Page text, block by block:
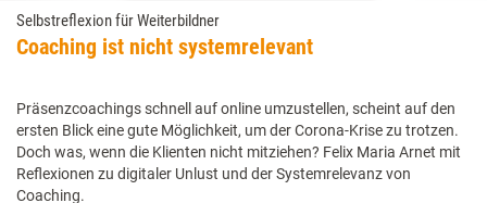
Selbstreflexion für Weiterbildner
Coaching ist nicht ­systemrelevant
Präsenzcoachings schnell auf online umzustellen, scheint auf den
ersten Blick eine gute Möglichkeit, um der Corona-Krise zu trotzen.
Doch was, wenn die Klienten nicht mitziehen? Felix Maria Arnet mit
Reflexionen zu digitaler Unlust und der Systemrelevanz von
Coaching.